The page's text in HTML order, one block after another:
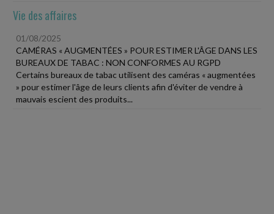
Vie des affaires
01/08/2025
CAMÉRAS « AUGMENTÉES » POUR ESTIMER L'ÂGE DANS LES
BUREAUX DE TABAC : NON CONFORMES AU RGPD
Certains bureaux de tabac utilisent des caméras « augmentées
» pour estimer l'âge de leurs clients afin d'éviter de vendre à
mauvais escient des produits...